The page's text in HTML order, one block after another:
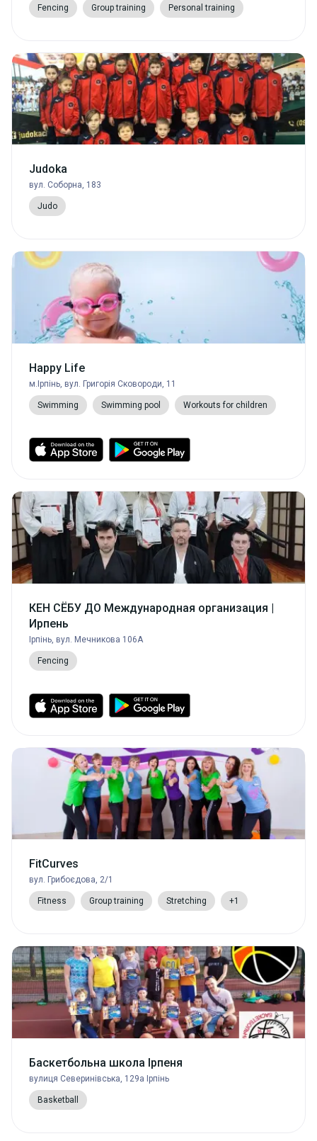
Fencing Group training Personal training
Judoka
вул. Соборна, 183
Judo
Happy Life
м.Ірпінь, вул. Григорія Сковороди, 11
Swimming Swimming pool Workouts for children
КЕН СЁБУ ДО Международная организация |
Ирпень
Ірпінь, вул. Мечникова 106A
Fencing
FitCurves
вул. Грибоєдова, 2/1
Fitness Group training Stretching +1
Баскетбольна школа Ірпеня
вулиця Северинівська, 129а Ірпінь
Basketball